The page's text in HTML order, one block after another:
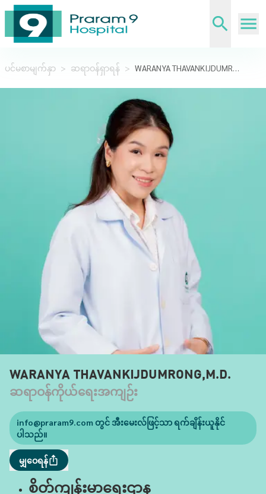
ပင်မစာမျက်နှာ > ဆရာဝန်ရှာရန် > WARANYA THAVANKIJDUMRONG,M.D.
WARANYA THAVANKIJDUMRONG,M.D.
ဆရာဝန်ကိုယ်ရေးအကျဉ်း
info@praram9.comတွင် အီးမေးလ်ဖြင့်သာ ရက်ချိန်းယူနိုင်
ပါသည်။
မျှဝေရန်
စိတ်ကျန်းမာရေးဌာန